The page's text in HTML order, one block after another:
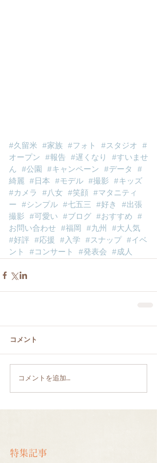
#久留米 #家族 #フォト #スタジオ
#
オープン
#報告 #遅くなり
#すいませ
ん
#公園 #キャンペーン #データ
#
綺麗 #日本 #モデル #撮影
#キッズ
#カメラ
#八女 #笑顔
#マタニティ
ー
#シンプル #七五三 #好き
#出張
撮影
#可愛い #ブログ #おすすめ
#
お問い合わせ
#福岡 #九州
#大人気
#好評 #応援 #入学 #スナップ
#イベ
ント
#コンサート #発表会 #成人
コメント
コメントを追加…
特集記事